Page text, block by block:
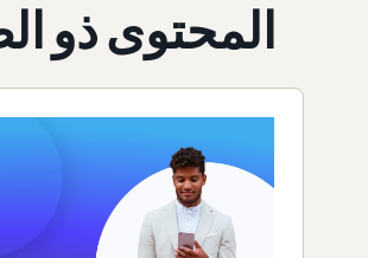
المحتوى ذو